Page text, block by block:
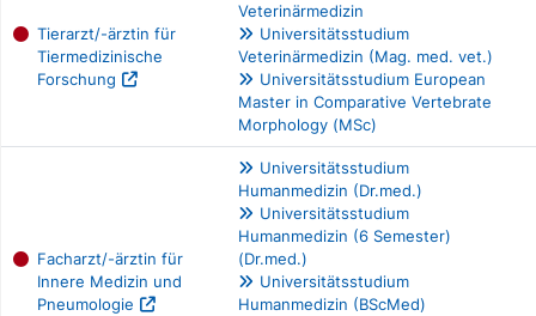
Tierarzt/-ärztin für
Tiermedizinische
Forschung
Veterinärmedizin
Universitätsstudium
Veterinärmedizin (Mag. med. vet.)
Universitätsstudium European
Master in Comparative Vertebrate
Morphology (MSc)
Facharzt/-ärztin für
Innere Medizin und
Pneumologie
Universitätsstudium
Humanmedizin (Dr.med.)
Universitätsstudium
Humanmedizin (6 Semester)
(Dr.med.)
Universitätsstudium
Humanmedizin (BScMed)